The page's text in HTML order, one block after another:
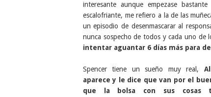
interesante aunque empezase
escalofriante, me refiero a la de las
un episodio de desenmascarar al
nunca sospecho de todos y cada uno de
intentar aguantar 6 días más para
Spencer tiene un sueño muy real,
aparece y le dice que van por el
que la bolsa con sus cosas